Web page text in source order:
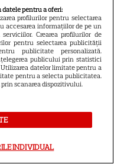
„Below”! Noutăți
premiile Emmy
Dan Brown
și care-i reaua?
revine
pe Disney+ în
„Furie și
pentru a oferi:
profilurilor pentru selectarea
accesarea informațiilor de pe un
Crearea profilurilor de
pentru selectarea publicității
publicitate personalizată.
publicului prin statistici
datelor limitate pentru a
pentru a selecta publicitatea.
scanarea dispozitivului.
INDIVIDUAL